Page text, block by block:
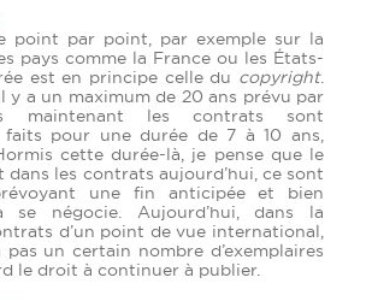
point par point, par exemple sur la
pays comme la France ou les États-
est en principe celle du copyright.
y a un maximum de 20 ans prévu par
maintenant les contrats sont
faits pour une durée de 7 à 10 ans,
cette durée-là, je pense que le
les contrats aujourd’hui, ce sont
une fin anticipée et bien
se négocie. Aujourd’hui, dans la
d’un point de vue international,
pas un certain nombre d’exemplaires
le droit à continuer à publier.